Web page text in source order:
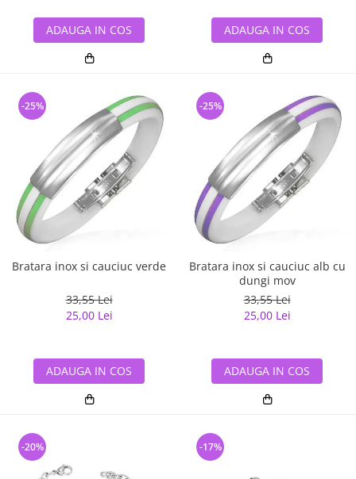
ADAUGA IN COS ADAUGA IN COS
Bratara inox si cauciuc verde
33,55 Lei
25,00 Lei
-25%
ADAUGA IN COS
Bratara inox si cauciuc alb cu
dungi mov
33,55 Lei
25,00 Lei
-25%
ADAUGA IN COS
-20% -17%